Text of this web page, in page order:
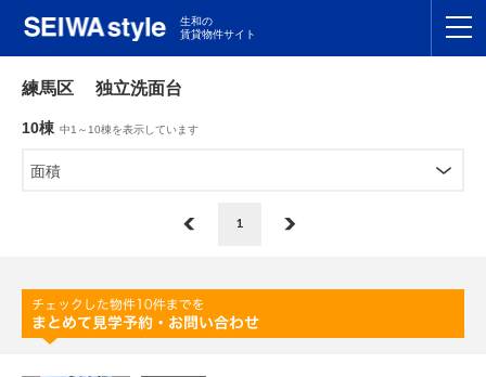
生和の
賃貸物件サイト
TOP
関東TOP
九州TOP
支店一覧
練馬区 独立洗面台
10棟 中1～10棟を表示しています
面積
1